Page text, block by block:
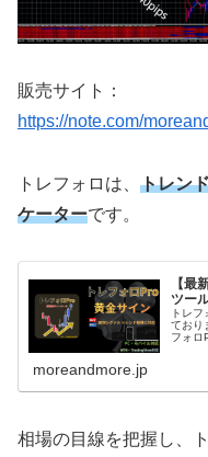
販売サイト：
https://note.com/
トレフォロは、 トレン
ケーターです。
【最
ツー
トレ
ており
フォロ
moreandmore.jp
相場の目線を把握し、